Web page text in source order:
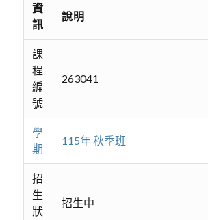
資
訊
說明
課
程
編
號
263041
學
期
115年 秋季班
招
生
狀
招生中